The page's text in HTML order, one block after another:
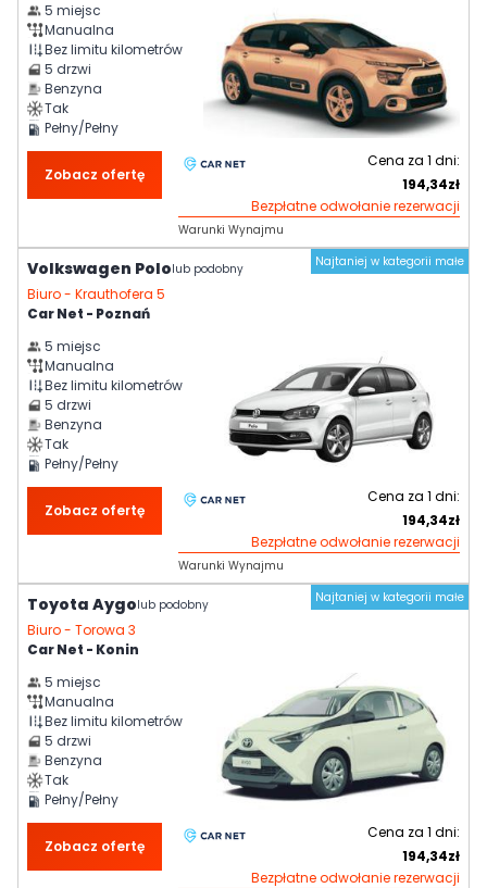
5 miejsc
Manualna
Bez limitu kilometrów
5 drzwi
Benzyna
Tak
Pełny/Pełny
Zobacz ofertę
Cena za 1 dni:
194,34zł
Bezpłatne odwołanie rezerwacji
Warunki Wynajmu
Najtaniej w kategorii małe
Volkswagen Pololub podobny
Biuro - Krauthofera 5
Car Net - Poznań
5 miejsc
Manualna
Bez limitu kilometrów
5 drzwi
Benzyna
Tak
Pełny/Pełny
Zobacz ofertę
Cena za 1 dni:
194,34zł
Bezpłatne odwołanie rezerwacji
Warunki Wynajmu
Najtaniej w kategorii małe
Toyota Aygolub podobny
Biuro - Torowa 3
Car Net - Konin
5 miejsc
Manualna
Bez limitu kilometrów
5 drzwi
Benzyna
Tak
Pełny/Pełny
Zobacz ofertę
Cena za 1 dni:
194,34zł
Bezpłatne odwołanie rezerwacji